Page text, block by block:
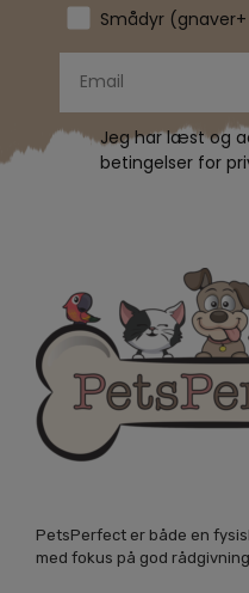
Smådyr
Jeg har læst og
betingelser for
PetsPerfect er både en
med fokus på god